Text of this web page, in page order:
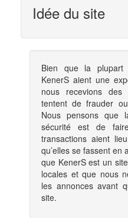
Idée du site
Bien que la plupart
KenerS aient une
nous recevions des
tentent de frauder
Nous pensons que
sécurité est de
transactions aient
qu’elles se fassent en
que KenerS est un
locales et que nous
les annonces avant
site.